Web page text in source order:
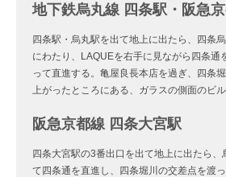
地下鉄烏丸線 四条駅・阪急
四条駅・烏丸駅を出て地上に出たら、四条
にわたり、LAQUEを右手に見ながら四条通
って直進する。亀屋良長本店を過ぎ、四条
上がったところにある、ガラスの側面のビル
阪急京都線 四条大宮駅
四条大宮駅の3番出口を出て地上に出たら、
て四条通を直進し、四条堀川の交差点を渡